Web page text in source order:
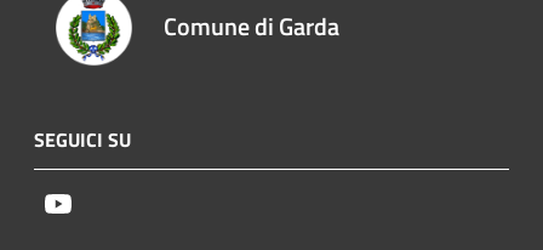
Comune di Garda
SEGUICI SU